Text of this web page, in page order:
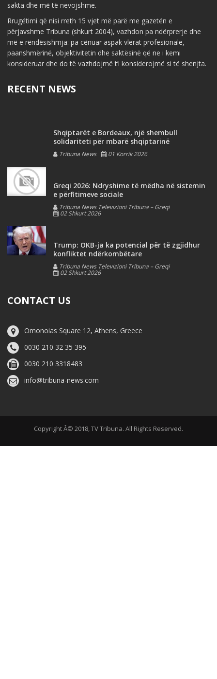
sakta dhe më të nevojshme.
Rrugëtimi që nisi rreth 15 vjet më parë me gazetën e
përjavshme Tribuna (shkurt 2004), vazhdon pa ndërprerje dhe
më e rëndësishmja: pa cënuar aspak vlerat profesionale,
paanshmërinë, objektivitetin dhe saktësinë që ne i kemi
konsideruar dhe do të vazhdojmë t’i konsiderojmë si të shenjta.
RECENT NEWS
Shqiptarët e Bordeaux, një shembull
solidariteti për mbarë shqiptarinë
Tribuna News 01 Korrik 2026
Greqi 2026: Ndryshime të mëdha në sistemin
e përfitimeve sociale
Tribuna News Televizioni Tribuna – Greqi
02 Shkurt 2026
Trump: OKB-ja ka potencial për të zgjidhur
konfliktet ndërkombëtare
Tribuna News Televizioni Tribuna – Greqi
02 Shkurt 2026
CONTACT US
Omonoias Square 12, Athens, Greece
0030 210 32 35 395
0030 210 3318483
info@tribuna-news.com
Copyright Â© 2018, TV Tribuna. All Rights Reserved.